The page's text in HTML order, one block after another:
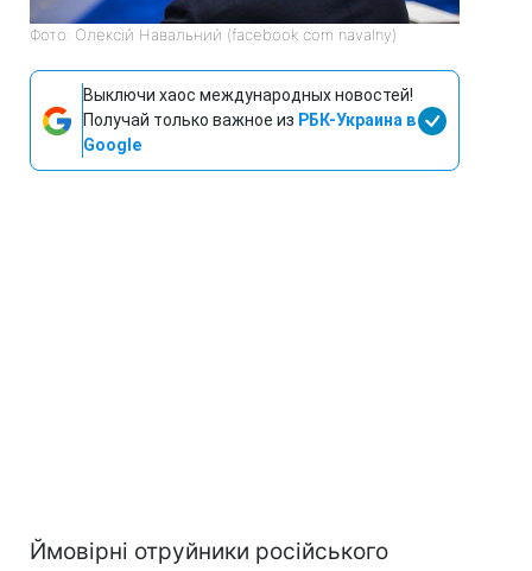
Фото: Олексій Навальний (facebook com navalny)
Выключи хаос международных новостей!
Получай только важное из РБК-Украина в
Google
Ймовірні отруйники російського